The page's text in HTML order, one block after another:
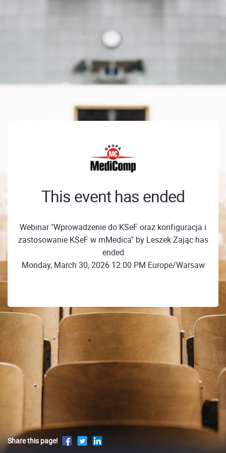
This event has ended
Webinar "Wprowadzenie do KSeF oraz konfiguracja i
zastosowanie KSeF w mMedica" by Leszek Zając has
ended
Monday, March 30, 2026 12:00 PM Europe/Warsaw
Share this page!